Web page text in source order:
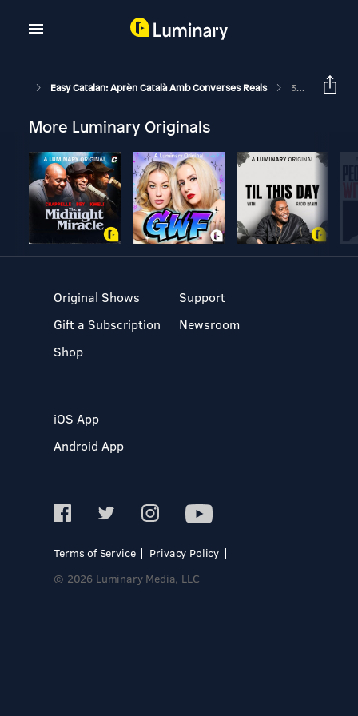
Easy Catalan: Aprèn Català Amb Converses Reals 37: Què Fem En El Temps Lliure?
More Luminary Originals
Original Shows
Gift a Subscription
Shop
Support
Newsroom
iOS App
Android App
Terms of Service
Privacy Policy
© 2026 Luminary Media, LLC